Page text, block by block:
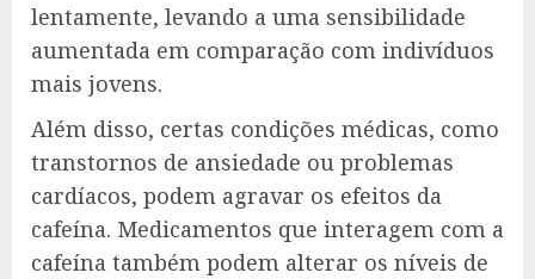
lentamente, levando a uma sensibilidade
aumentada em comparação com indivíduos
mais jovens.
Além disso, certas condições médicas, como
transtornos de ansiedade ou problemas
cardíacos, podem agravar os efeitos da
cafeína. Medicamentos que interagem com a
cafeína também podem alterar os níveis de